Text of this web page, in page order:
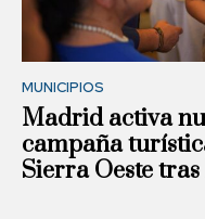
MUNICIPIOS
Madrid activa
campaña
Sierra Oeste